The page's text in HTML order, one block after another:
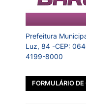
Prefeitura
Luz, 84 -CEP:
4199-8000
FORMULÁRIO